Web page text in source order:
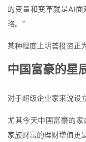
的变量和变革就是AI
略。”
某种程度上明荟投资正
中国富豪的星
对于超级企业家来说设
尤其今天中国富豪的
家族财富的理财增值更